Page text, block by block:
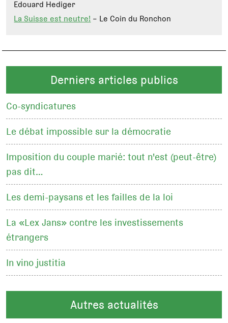
Edouard Hediger
La Suisse est neutre!– Le Coin du Ronchon
Derniers articles publics
Co-syndicatures
Le débat impossible sur la démocratie
Imposition du couple marié: tout n'est (peut-être)
pas dit…
Les demi-paysans et les failles de la loi
La «Lex Jans» contre les investissements
étrangers
In vino justitia
Autres actualités